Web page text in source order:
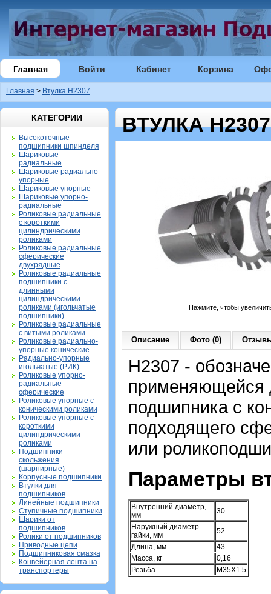
Главная Войти Кабинет Корзина
Главная > Втулка H2307
КАТЕГОРИИ
Высокоточные
подшипники шпинделя
Шариковые
радиальные
Шариковые радиально-
упорные
Шариковые упорные
Шариковые упорно-
радиальные
Роликовые радиальные
с короткими
цилиндрическими
роликами
Роликовые радиальные
сферические
двухрядные
Роликовые радиальные
подшипники с
длинными
цилиндрическими
роликами (игольчатые
подшипники)
Роликовые радиальные
с витыми роликами
Роликовые радиально-
упорные конические
Радиально-упорные
игольчатые (РИК)
Роликовые упорно-
радиальные
сферические
Роликовые упорные с
коническими роликами
Роликовые упорные с
короткими
цилиндрическими
роликами
Подшипники
скольжения
(шарнирные)
Корпусные подшипники
Втулки для
подшипников
Линейные подшипники
Ступичные подшипники
Шарики от
подшипников
Ролики от подшипников
Приводные цепи
Подшипниковая смазка
Конвейерная лента на
транспортеры
ВТУЛКА H2307
Нажмите, чтобы
Описание Фото (0)
H2307 -
применяющейся
подшипника с
подходящего
или
Параметры
Внутренний диаметр,
мм
30
Наружный диаметр
гайки, мм
52
Длина, мм
43
Масса, кг
0,16
Резьба
M35X1.5